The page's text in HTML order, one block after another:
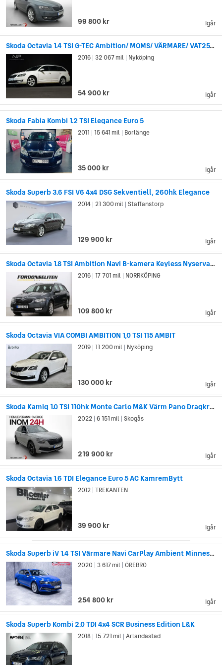
Igår
99 800 kr
Skoda Octavia 1.4 TSI G-TEC Ambition/ MOMS/ VÄRMARE/ VAT25% Export
Igår
2016 32 067 mil Nyköping
54 900 kr
Skoda Fabia Kombi 1.2 TSI Elegance Euro 5
Igår
2011 15 641 mil Borlänge
35 000 kr
Skoda Superb 3.6 FSI V6 4x4 DSG Sekventiell, 260hk Elegance
Igår
2014 21 300 mil Staffanstorp
129 900 kr
Skoda Octavia 1.8 TSI Ambition Navi B-kamera Keyless Nyservad 180hk
Igår
2016 17 701 mil NORRKÖPING
109 800 kr
Skoda Octavia VIA COMBI AMBITION 1,0 TSI 115 AMBIT
Igår
2019 11 200 mil Nyköping
130 000 kr
Skoda Kamiq 1.0 TSI 110hk Monte Carlo M&K Värm Pano Dragkrok
Igår
2022 6 151 mil Skogås
219 900 kr
Skoda Octavia 1.6 TDI Elegance Euro 5 AC KamremBytt
Igår
2012 TREKANTEN
39 900 kr
Skoda Superb iV 1.4 TSI Värmare Navi CarPlay Ambient Minnesstol PDC
Igår
2020 3 617 mil ÖREBRO
254 800 kr
Skoda Superb Kombi 2.0 TDI 4x4 SCR Business Edition L&K
2018 15 721 mil Arlandastad